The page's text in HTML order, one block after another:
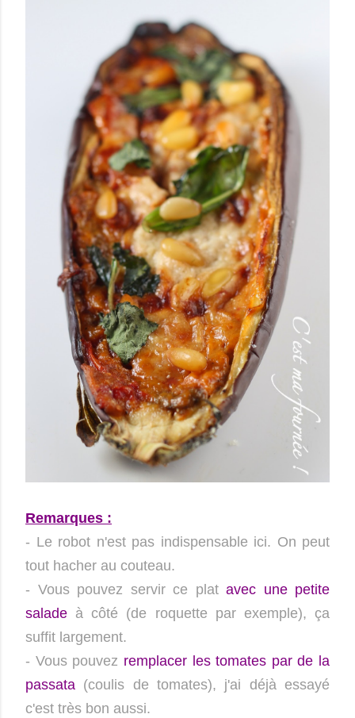
Remarques :
- Le robot n'est pas indispensable ici. On peut
tout hacher au couteau.
- Vous pouvez servir ce plat avec une petite
salade à côté (de roquette par exemple), ça
suffit largement.
- Vous pouvez remplacer les tomates par de la
passata (coulis de tomates), j'ai déjà essayé
c'est très bon aussi.